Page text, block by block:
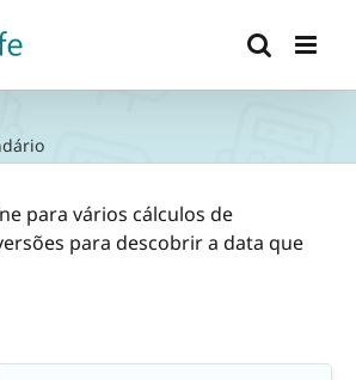
para vários cálculos de
para descobrir a data que